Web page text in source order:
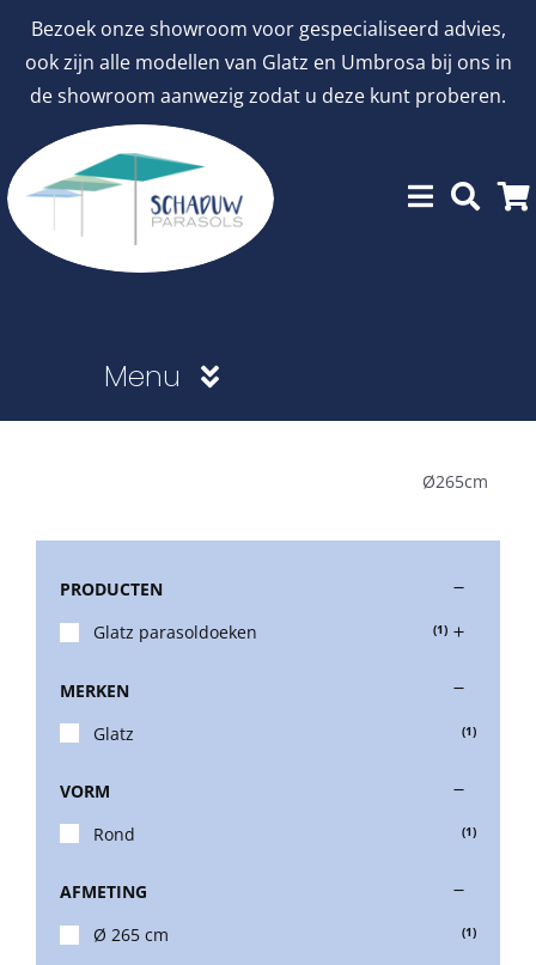
Bezoek onze showroom voor gespecialiseerd advies,
ook zijn alle modellen van Glatz en Umbrosa bij ons in
de showroom aanwezig zodat u deze kunt proberen.
inhoud
Menu
Stokparasols
Muurparasols
Ø265cm
PRODUCTEN
Glatz parasoldoeken
(1)
MERKEN
Glatz
(1)
VORM
Rond
(1)
AFMETING
Ø 265 cm
(1)